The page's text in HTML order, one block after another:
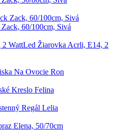
60/100cm, Sivá
Led Žiarovka Acrli, E14, 2
Na Ovocie Ron
Kreslo Felina
Regál Lelia
Elena, 50/70cm